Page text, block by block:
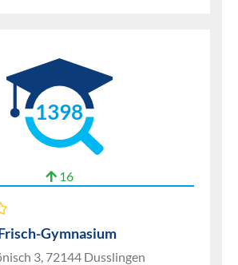
1398
16
Gymnasium
3, 72144 Dusslingen